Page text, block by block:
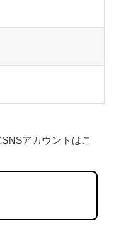
アカウントはこ